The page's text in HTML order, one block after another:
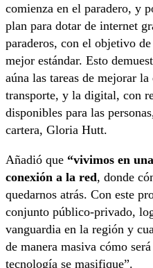
comienza en el paradero, y
plan para dotar de internet
paraderos, con el objetivo
mejor estándar. Esto
aúna las tareas de mejorar
transporte, y la digital, con
disponibles para las
cartera, Gloria Hutt.
Añadió que “vivimos en
conexión a la red, donde
quedarnos atrás. Con este
conjunto público-privado,
vanguardia en la región y
de manera masiva cómo
tecnología se masifique”.